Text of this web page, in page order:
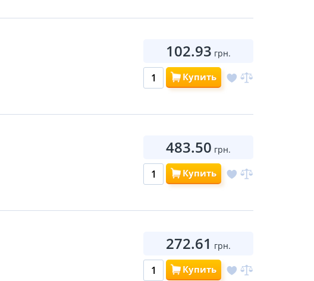
102.93 грн.
Купить
483.50 грн.
Купить
272.61 грн.
Купить